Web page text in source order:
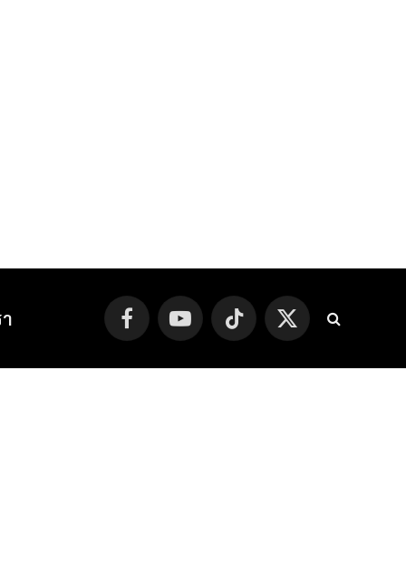
FacebookYouTube TikTok
X
(Twitter)